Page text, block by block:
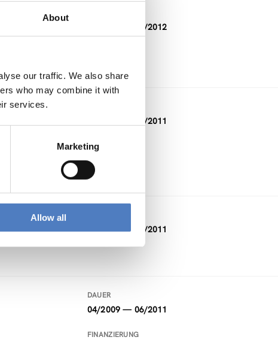
About
our traffic. We also share
who may combine it with
services.
Marketing
Allow all
06/2010 — 02/2012
01/2010 — 12/2011
FINANZIERUNG
Sonstige
02/2011 — 09/2011
DAUER
04/2009 — 06/2011
FINANZIERUNG